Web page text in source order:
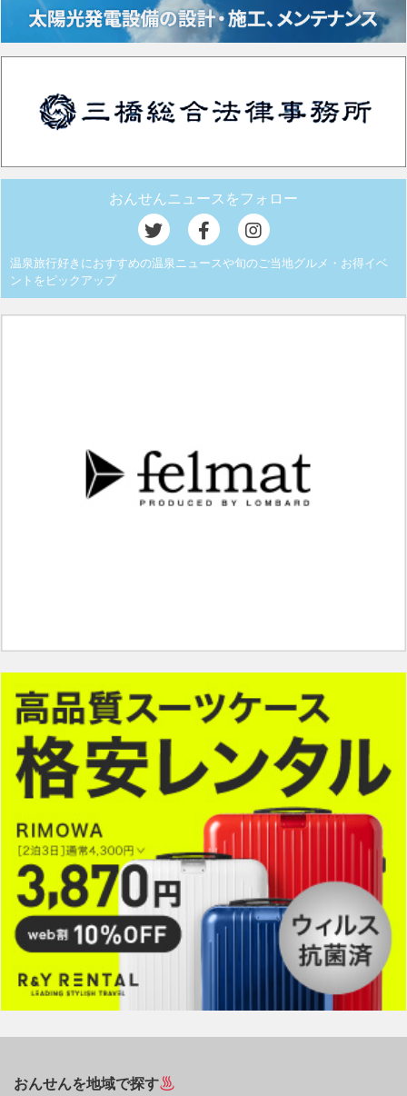
おんせんニュースをフォロー
温泉旅行好きにおすすめの温泉ニュースや旬のご当地グルメ・お得イベ
ントをピックアップ
おんせんを地域で探す